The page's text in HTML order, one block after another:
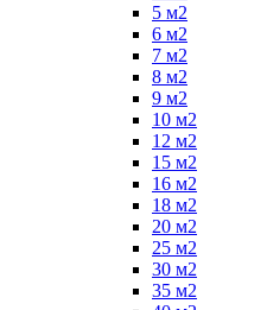
5 м2
6 м2
7 м2
8 м2
9 м2
10 м2
12 м2
15 м2
16 м2
18 м2
20 м2
25 м2
30 м2
35 м2